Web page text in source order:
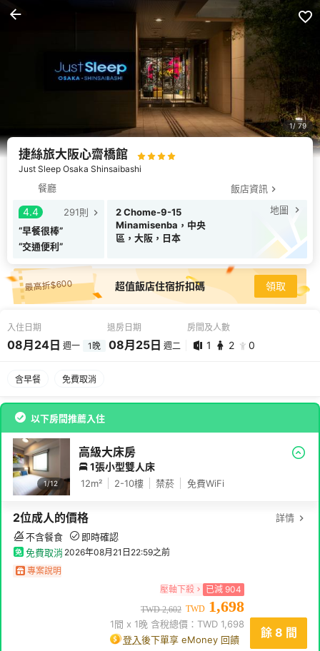
1 79
捷絲旅大阪心齋橋館
Just Sleep Osaka Shinsaibashi
餐廳 飯店資訊
4.4 291則
“早餐很棒”
“交通便利”
2 Chome-9-15
Minamisenba，中央
區，大阪，日本
地圖
最高折$600 超值飯店住宿折扣碼 領取
入住日期 退房日期 房間及人數
08月 24 日 週一 1 晚 08月 25 日 週二 1 2 0
20
含早餐 免費取消
以下房間推薦入住
1/12
高級大床房
1張小型雙人床
12m² 2-10樓 禁菸 免費WiFi
2位成人的價格
詳情
不含餐食
即時確認
免費取消 2026年08月21日22:59之前
專案說明
壓軸下殺
已減 904
TWD 2,602 TWD 1,698
1間 x 1晚 含稅總價：TWD 1,698
登入後下單享 eMoney 回饋 餘 8 間